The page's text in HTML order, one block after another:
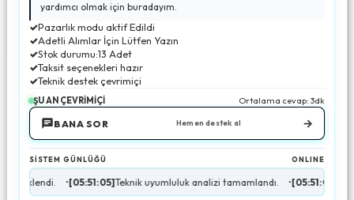
yardımcı olmak için buradayım.
✓Pazarlık modu aktif Edildi
✓Adetli Alımlar İçin Lütfen Yazın
✓Stok durumu:13 Adet
✓Taksit seçenekleri hazır
✓Teknik destek çevrimiçi
ŞU AN ÇEVRİMİÇİ Ortalama cevap: 3dk
BANA SOR Hemen destek al →
SİSTEM GÜNLÜĞÜ ONLINE
[05:51:05]Teknik uyumluluk analizi tamamlandı. •[05:51:06] Stok durumu